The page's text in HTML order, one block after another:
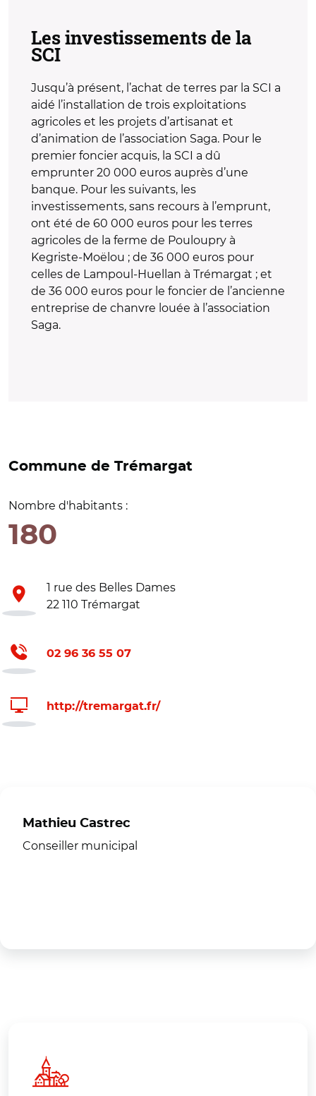
Les investissements de la
SCI
Jusqu’à présent, l’achat de terres par la SCI a
aidé l’installation de trois exploitations
agricoles et les projets d’artisanat et
d’animation de l’association Saga. Pour le
premier foncier acquis, la SCI a dû
emprunter 20 000 euros auprès d’une
banque. Pour les suivants, les
investissements, sans recours à l’emprunt,
ont été de 60 000 euros pour les terres
agricoles de la ferme de Pouloupry à
Kegriste-Moëlou ; de 36 000 euros pour
celles de Lampoul-Huellan à Trémargat ; et
de 36 000 euros pour le foncier de l’ancienne
entreprise de chanvre louée à l’association
Saga.
Commune de Trémargat
Nombre d'habitants :
180
1 rue des Belles Dames
22 110 Trémargat
02 96 36 55 07
http://tremargat.fr/
Mathieu Castrec
Conseiller municipal